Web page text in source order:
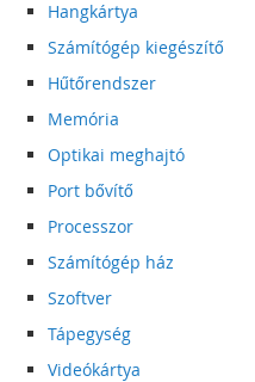
Hangkártya
Számítógép kiegészítő
Hűtőrendszer
Memória
Optikai meghajtó
Port bővítő
Processzor
Számítógép ház
Szoftver
Tápegység
Videókártya